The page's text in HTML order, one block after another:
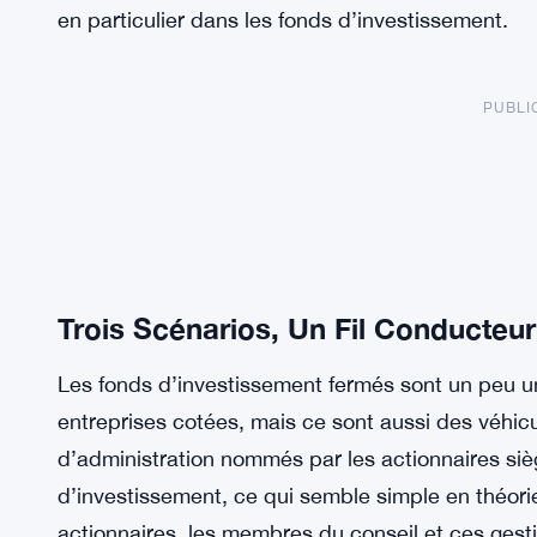
en particulier dans les fonds d’investissement.